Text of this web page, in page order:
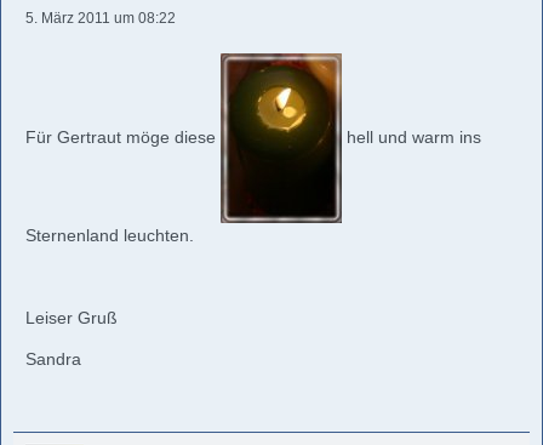
5. März 2011 um 08:22
Für Gertraut möge diese hell und warm ins
Sternenland leuchten.
Leiser Gruß
Sandra